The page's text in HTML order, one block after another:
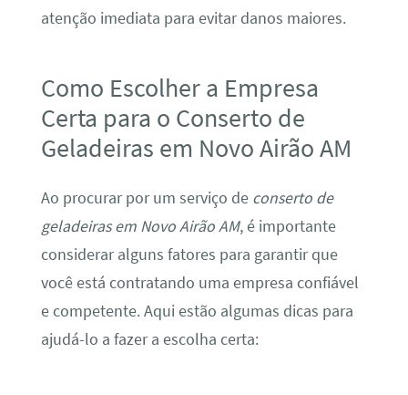
atenção imediata para evitar danos maiores.
Como Escolher a Empresa
Certa para o Conserto de
Geladeiras em Novo Airão AM
Ao procurar por um serviço de conserto de
geladeiras em Novo Airão AM, é importante
considerar alguns fatores para garantir que
você está contratando uma empresa confiável
e competente. Aqui estão algumas dicas para
ajudá-lo a fazer a escolha certa: